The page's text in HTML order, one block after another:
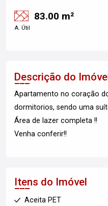
83.00 m²
A. Útil
Descrição do
Apartamento no coração
dormitorios, sendo uma
Área de lazer completa !!
Venha conferir!!
Itens do Imóvel
Aceita PET